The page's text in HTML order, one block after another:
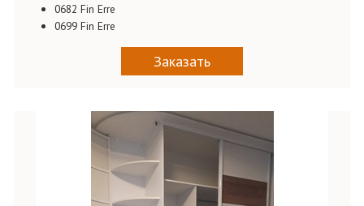
0682 Fin Erre
0699 Fin Erre
Заказать